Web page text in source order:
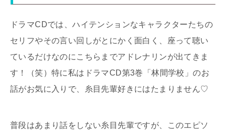
ドラマCDでは、ハイテンションなキャラクターたちの
セリフやその言い回しがとにかく面白く、座って聴い
ているだけなのにこちらまでアドレナリンが出てきま
す！（笑）特に私はドラマCD第3巻「林間学校」のお
話がお気に入りで、糸目先輩好きにはたまりません♡
普段はあまり話をしない糸目先輩ですが、このエピソ